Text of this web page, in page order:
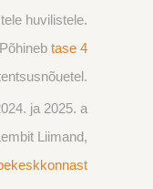
huvilistele.
Põhineb tase 4
ja 2025. a
Liimand,